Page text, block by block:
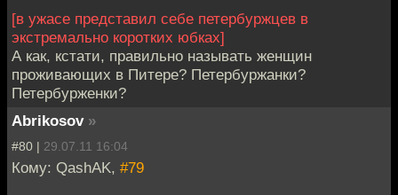
[в ужасе представил себе петербуржцев в
экстремально коротких юбках]
А как, кстати, правильно называть женщин
проживающих в Питере? Петербуржанки?
Петербурженки?
Abrikosov »
#80 | 29.07.11 16:04
Кому: QashAK, #79